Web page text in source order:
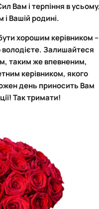
Вам і терпіння в
і Вашій родині.
хорошим керівником –
Залишайтеся
таким же впевненим,
керівником, якого
день приносить Вам
Так тримати!